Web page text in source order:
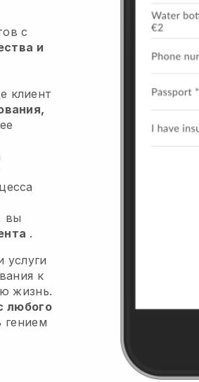
с
и
клиент
вы
.
услуги
к
жизнь.
любого
гением